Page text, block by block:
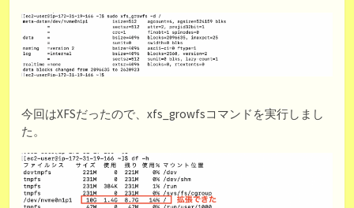
今回はXFSだったので、xfs_growfsコマンドを実行しまし
た。